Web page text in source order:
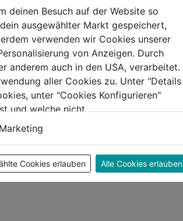
Sternen.
1
deinen Besuch auf der Website so
ausgewählter Markt gespeichert,
verwenden wir Cookies unserer
von Anzeigen. Durch
anderem auch in den USA, verarbeitet.
aller Cookies zu. Unter "Details
unter "Cookies Konfigurieren"
und welche nicht.
Marketing
Cookies erlauben Alle Cookies erlauben